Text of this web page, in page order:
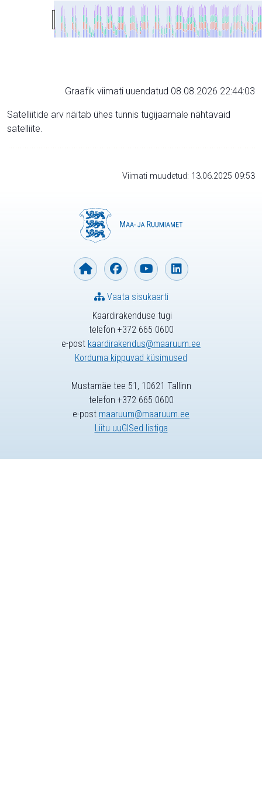
Graafik viimati uuendatud 08.08.2026 22:44:03
Satelliitide arv näitab ühes tunnis tugijaamale nähtavaid
satelliite.
Viimati muudetud: 13.06.2025 09:53
Kaardirakenduse tugi
telefon +372 665 0600
e-post kaardirakendus@maaruum.ee
Korduma kippuvad küsimused
Vaata sisukaarti
Mustamäe tee 51, 10621 Tallinn
telefon +372 665 0600
e-post maaruum@maaruum.ee
Liitu uuGISed listiga